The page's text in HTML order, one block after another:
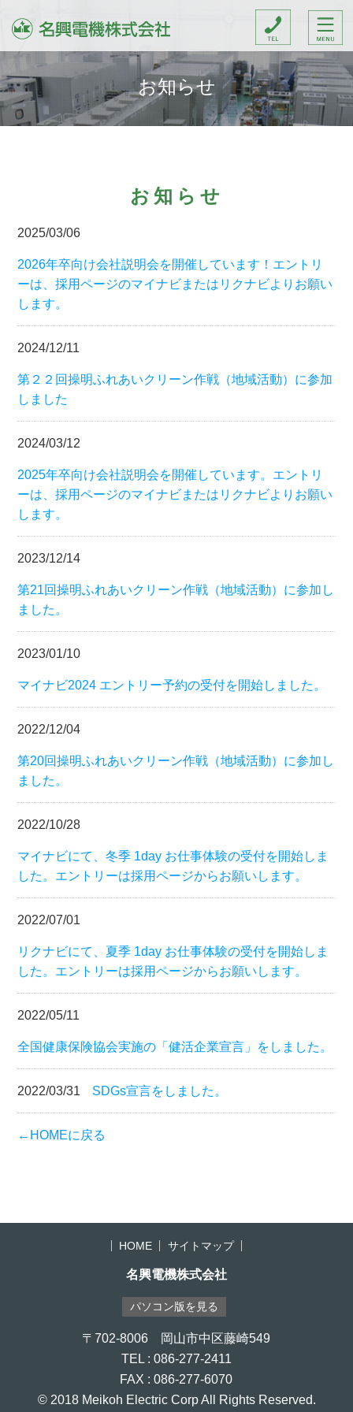
お知らせ
お知らせ
2025/03/06
2026年卒向け会社説明会を開催しています！エントリ
ーは、採用ページのマイナビまたはリクナビよりお願い
します。
2024/12/11
第２２回操明ふれあいクリーン作戦（地域活動）に参加
しました
2024/03/12
2025年卒向け会社説明会を開催しています。エントリ
ーは、採用ページのマイナビまたはリクナビよりお願い
します。
2023/12/14
第21回操明ふれあいクリーン作戦（地域活動）に参加し
ました。
2023/01/10
マイナビ2024 エントリー予約の受付を開始しました。
2022/12/04
第20回操明ふれあいクリーン作戦（地域活動）に参加し
ました。
2022/10/28
マイナビにて、冬季 1day お仕事体験の受付を開始しま
した。エントリーは採用ページからお願いします。
2022/07/01
リクナビにて、夏季 1day お仕事体験の受付を開始しま
した。エントリーは採用ページからお願いします。
2022/05/11
全国健康保険協会実施の「健活企業宣言」をしました。
2022/03/31 SDGs宣言をしました。
←HOMEに戻る
HOME サイトマップ
名興電機株式会社
パソコン版を見る
〒702-8006 岡山市中区藤崎549
TEL : 086-277-2411
FAX : 086-277-6070
© 2018 Meikoh Electric Corp All Rights Reserved.